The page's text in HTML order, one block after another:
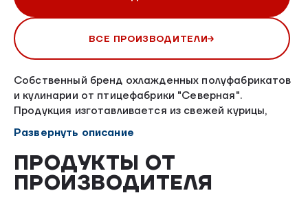
ВСЕ ПРОИЗВОДИТЕЛИ
Собственный бренд охлажденных полуфабрикатов
и кулинарии от птицефабрики "Северная".
Продукция изготавливается из свежей курицы,
поставляемой день в день АО "Птицефабрика
"Северная".
Развернуть описание
ПРОДУКТЫ ОТ
ПРОИЗВОДИТЕЛЯ